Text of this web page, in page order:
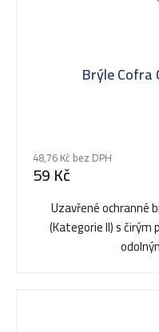
Brýle Cofra
48,76 Kč bez DPH
59 Kč
Uzavřené ochranné
(Kategorie II) s